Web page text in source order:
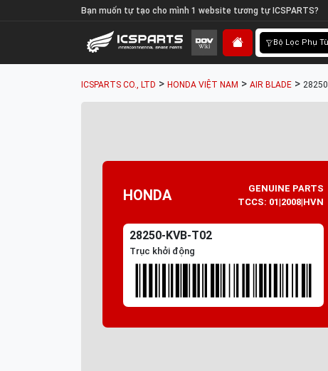
Bạn muốn tự tạo cho mình 1 website tương tự ICSPARTS?
Bộ Lọc Phụ
ICSPARTS CO., LTD > HONDA VIỆT NAM > AIR BLADE >
HONDA
GENUINE PARTS
TCCS: 01|2008|HVN
28250-KVB-T02
Trục khởi động